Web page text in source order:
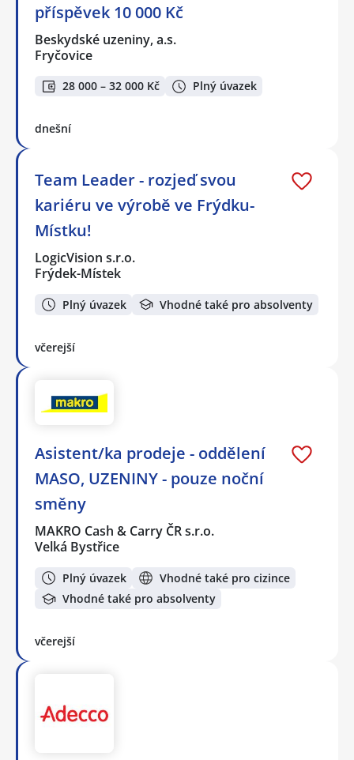
příspěvek 10 000 Kč
Beskydské uzeniny, a.s.
Fryčovice
28 000 – 32 000 Kč Plný úvazek
dnešní
Team Leader - rozjeď svou
kariéru ve výrobě ve Frýdku-
Místku!
LogicVision s.r.o.
Frýdek-Místek
Plný úvazek Vhodné také pro absolventy
včerejší
Asistent/ka prodeje - oddělení
MASO, UZENINY - pouze noční
směny
MAKRO Cash & Carry ČR s.r.o.
Velká Bystřice
Plný úvazek
Vhodné také pro cizince
Vhodné také pro absolventy
včerejší